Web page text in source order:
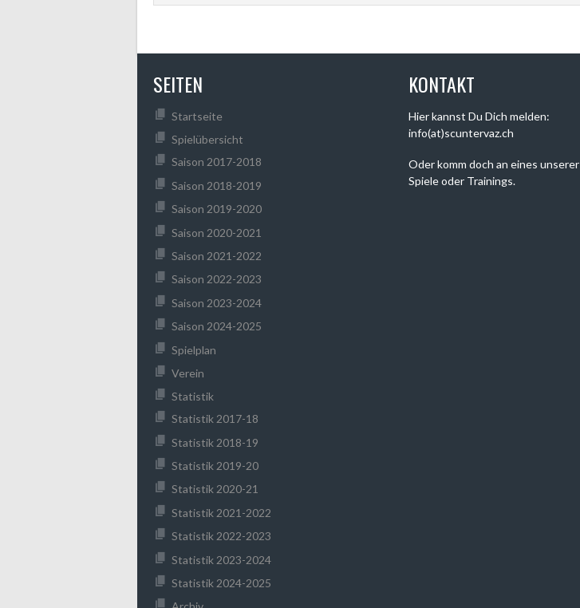
SEITEN
Startseite
Spielübersicht
Saison 2017-2018
Saison 2018-2019
Saison 2019-2020
Saison 2020-2021
Saison 2021-2022
Saison 2022-2023
Saison 2023-2024
Saison 2024-2025
Spielplan
Verein
Statistik
Statistik 2017-18
Statistik 2018-19
Statistik 2019-20
Statistik 2020-21
Statistik 2021-2022
Statistik 2022-2023
Statistik 2023-2024
Statistik 2024-2025
KONTAKT
Hier kannst Du Dich melden:
info(at)scuntervaz.ch
Oder komm doch an eines unserer
Spiele oder Trainings.